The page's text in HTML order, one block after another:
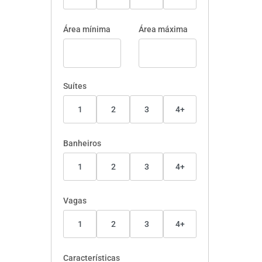
Área mínima Área máxima
Suítes
1 2 3 4+
Banheiros
1 2 3 4+
Vagas
1 2 3 4+
Características